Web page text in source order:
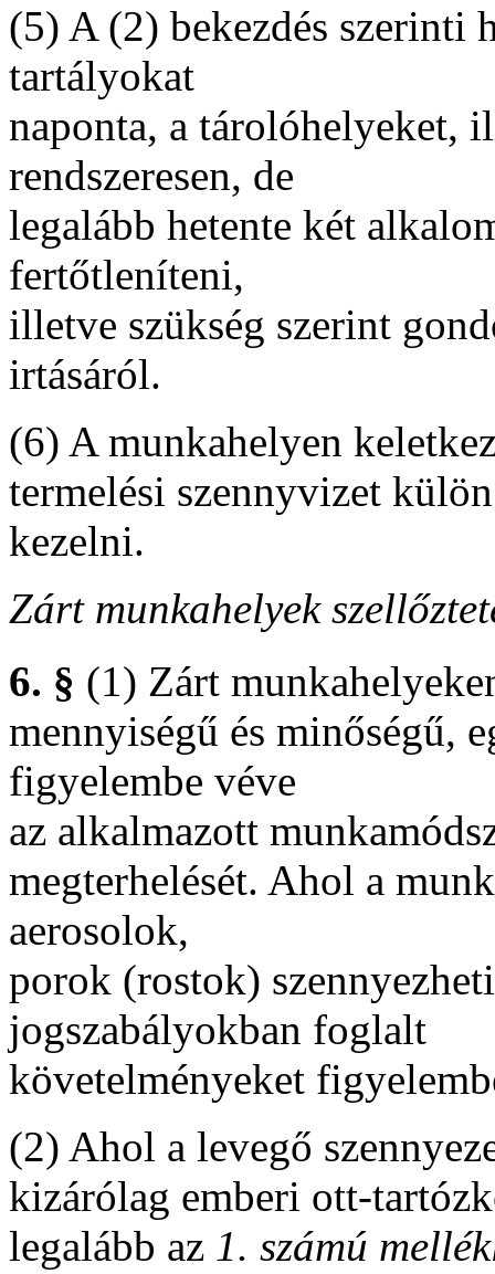
(5) A (2) bekezdés szerinti
tartályokat
naponta, a tárolóhelyeket,
rendszeresen, de
legalább hetente két
fertőtleníteni,
illetve szükség szerint
irtásáról.
(6) A munkahelyen
termelési szennyvizet
kezelni.
Zárt munkahelyek
6. § (1) Zárt
mennyiségű és minőségű,
figyelembe véve
az alkalmazott
megterhelését. Ahol a
aerosolok,
porok (rostok)
jogszabályokban foglalt
követelményeket
(2) Ahol a levegő
kizárólag emberi ott-
legalább az 1. számú